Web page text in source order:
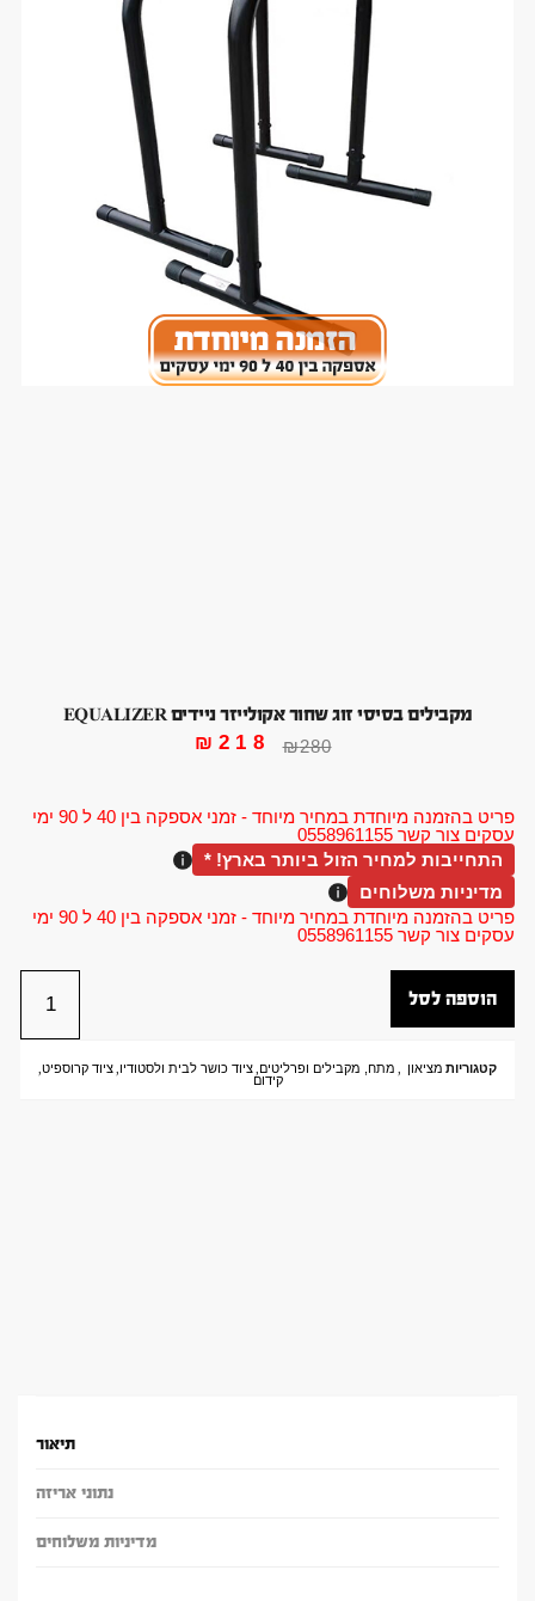
פריט בהזמנה מיוחדת במחיר מיוחד - זמני אספקה בין 40 ל 90 ימי
עסקים צור קשר 0558961155
מקבילים בסיסי זוג שחור אקולייזר ניידים EQUALIZER
₪280
₪ 218
התחייבות למחיר הזול ביותר בארץ! *
מדיניות משלוחים
פריט בהזמנה מיוחדת במחיר מיוחד - זמני אספקה בין 40 ל 90 ימי
עסקים צור קשר 0558961155
הוספה לסל
קטגוריות מציאון , מתח, מקבילים ופרליטים,ציוד כושר לבית ולסטודיו,ציוד קרוספיט,
קידום
תיאור
נתוני אריזה
מדיניות משלוחים